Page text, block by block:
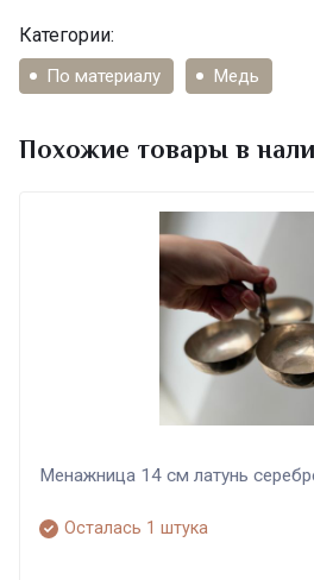
Категории:
По материалу Медь
Похожие товары в
Менажница 14 см латунь
Осталась 1 штука